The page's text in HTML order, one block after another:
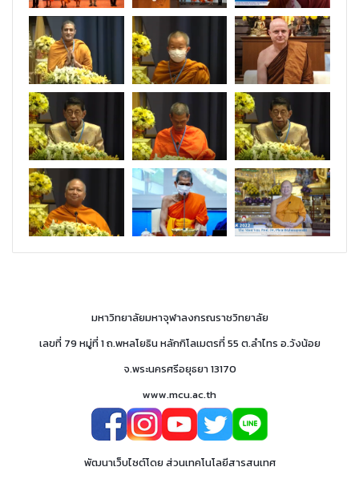
มหาวิทยาลัยมหาจุฬาลงกรณราชวิทยาลัย
เลขที่ 79 หมู่ที่ 1 ถ.พหลโยธิน หลักกิโลเมตรที่ 55 ต.ลำไทร อ.วังน้อย
จ.พระนครศรีอยุธยา 13170
www.mcu.ac.th
พัฒนาเว็บไซต์โดยส่วนเทคโนโลยีสารสนเทศ